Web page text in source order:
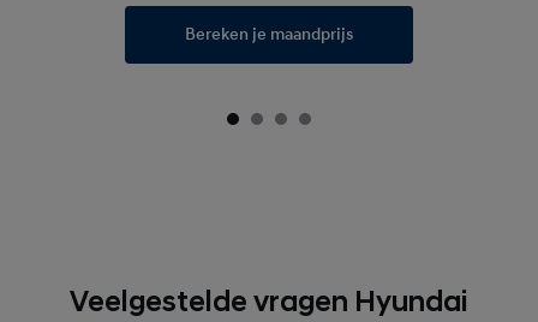
Bereken je maandprijs
Veelgestelde vragen Hyundai